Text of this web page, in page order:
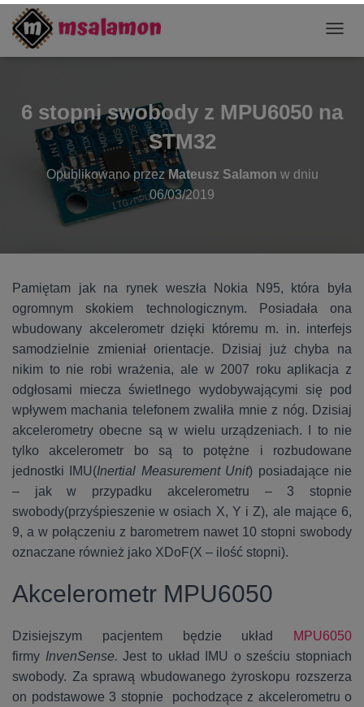
R
Ą
C
Ę
6 stopni swobody z MPU6050 na
STM32
Opublikowano przezMateusz Salamon w dniu
06/03/2019
Pamiętam jak na rynek weszła Nokia N95, która była
ogromnym skokiem technologicznym. Posiadała ona
wbudowany akcelerometr dzięki któremu m. in. interfejs
samodzielnie zmieniał orientacje. Dzisiaj już chyba na
nikim to nie robi wrażenia, ale w 2007 roku aplikacja z
odgłosami miecza świetlnego wydobywającymi się pod
wpływem machania telefonem zwaliła mnie z nóg. Dzisiaj
akcelerometry obecne są w wielu urządzeniach. I to nie
tylko akcelerometr bo są to potężne i rozbudowane
jednostki IMU(Inertial Measurement Unit) posiadające nie
– jak w przypadku akcelerometru – 3 stopnie
swobody(przyśpieszenie w osiach X, Y i Z), ale mające 6,
9, a w połączeniu z barometrem nawet 10 stopni swobody
oznaczane również jako XDoF(X – ilość stopni).
Akcelerometr MPU6050
Dzisiejszym pacjentem będzie układ
MPU6050
firmy InvenSense.Jest to układ IMU o sześciu stopniach
swobody. Za sprawą wbudowanego żyroskopu rozszerza
on podstawowe 3 stopnie pochodzące z akcelerometru o